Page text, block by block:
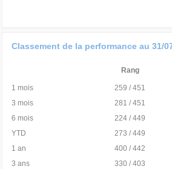
Classement de la performance au 31/
Rang
1 mois 259 / 451
3 mois
281 / 451
6 mois
224 / 449
YTD
273 / 449
1 an
400 / 442
3 ans
330 / 403